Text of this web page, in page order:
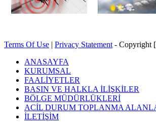
Terms Of Use | Privacy Statement - Copyright
ANASAYFA
KURUMSAL
FAALİYETLER
BASIN VE HALKLA İLİŞKİLER
BÖLGE MÜDÜRLÜKLERİ
ACİL DURUM TOPLANMA
İLETİŞİM